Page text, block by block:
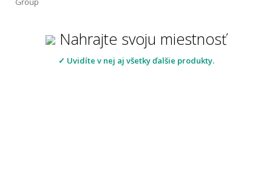
Nahrajte svoju miestnosť
✓ Uvidíte v nej aj všetky ďalšie produkty.